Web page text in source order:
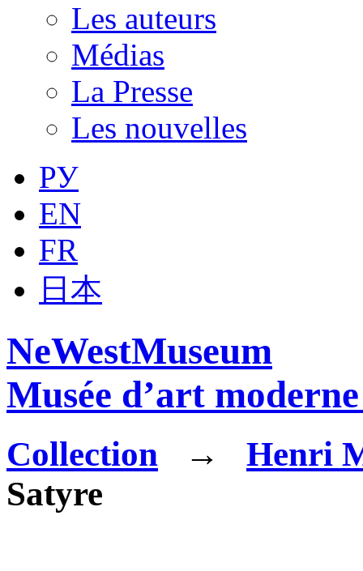
Les auteurs
Médias
La Presse
Les nouvelles
РУ
EN
FR
日本
NeWestMuseum
Musée d’art
Collection →
Henri
Satyre